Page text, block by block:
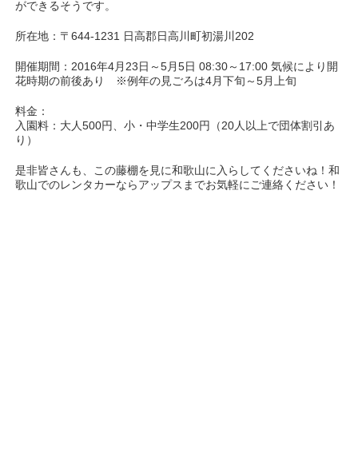
ができるそうです。
所在地：〒644-1231 日高郡日高川町初湯川202
開催期間：2016年4月23日～5月5日 08:30～17:00 気候により開
花時期の前後あり ※例年の見ごろは4月下旬～5月上旬
料金：
入園料：大人500円、小・中学生200円（20人以上で団体割引あ
り）
是非皆さんも、この藤棚を見に和歌山に入らしてくださいね！和
歌山でのレンタカーならアップスまでお気軽にご連絡ください！